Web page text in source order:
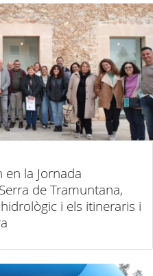
la Jornada
de Tramuntana,
i els itineraris i